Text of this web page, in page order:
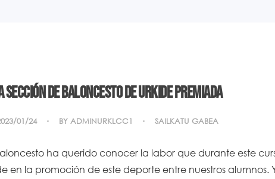
sección de baloncesto de Urkide premiada
01/24 BY ADMINURKLCC1 SAILKATU GABEA
ha querido conocer la labor que durante este
en la promoción de este deporte entre nuestros alumnos.